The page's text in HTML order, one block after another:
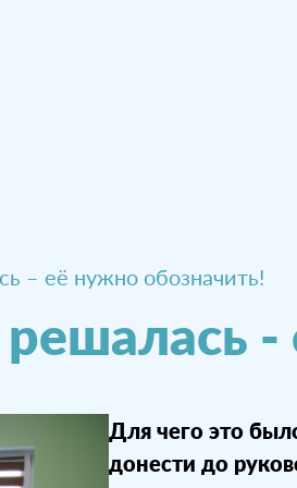
– её нужно обозначить!
-
Для чего это
донести до